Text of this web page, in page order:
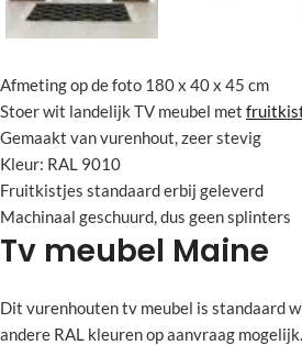
Afmeting op de foto 180 x 40 x 45 cm
Stoer wit landelijk TV meubel met
Gemaakt van vurenhout, zeer stevig
Kleur: RAL 9010
Fruitkistjes standaard erbij geleverd
Machinaal geschuurd, dus geen splinters
Tv meubel Maine
Dit vurenhouten tv meubel is standaard
andere RAL kleuren op aanvraag